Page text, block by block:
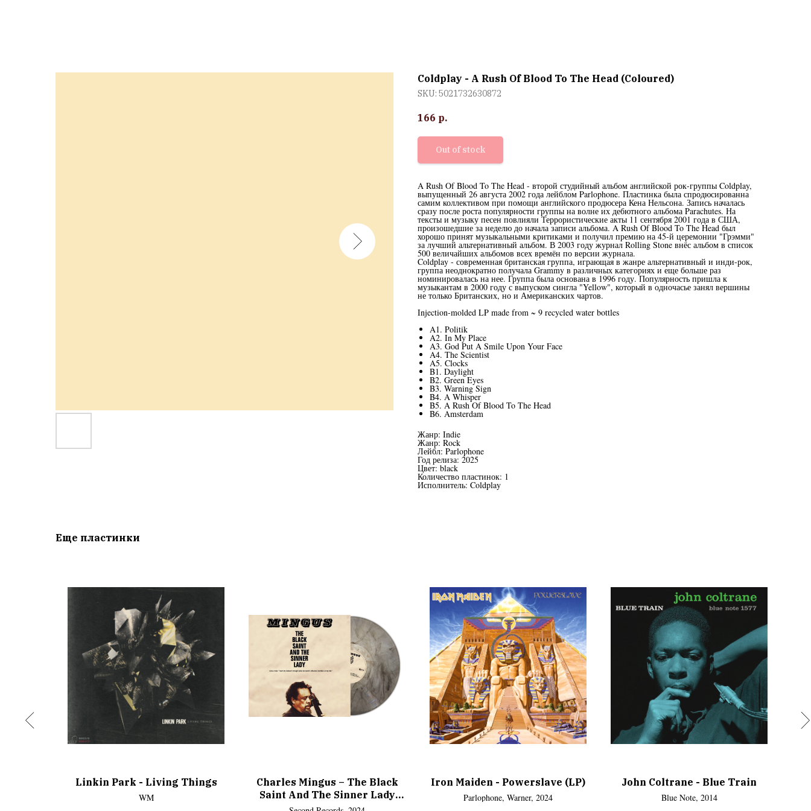
Coldplay - A Rush Of Blood To The Head (Coloured)
SKU: 5021732630872
166 р.
Out of stock
A Rush Of Blood To The Head - второй студийный альбом английской рок-группы Coldplay,
выпущенный 26 августа 2002 года лейблом Parlophone. Пластинка была спродюсированна
самим коллективом при помощи английского продюсера Кена Нельсона. Запись началась
сразу после роста популярности группы на волне их дебютного альбома Parachutes. На
тексты и музыку песен повлияли Террористические акты 11 сентября 2001 года в США,
произошедшие за неделю до начала записи альбома. A Rush Of Blood To The Head был
хорошо принят музыкальными критиками и получил премию на 45-й церемонии "Грэмми"
за лучший альтернативный альбом. В 2003 году журнал Rolling Stone внёс альбом в список
500 величайших альбомов всех времён по версии журнала.
Coldplay - современная британская группа, играющая в жанре альтернативный и инди-рок,
группа неоднократно получала Grammy в различных категориях и еще больше раз
номинировалась на нее. Группа была основана в 1996 году. Популярность пришла к
музыкантам в 2000 году с выпуском сингла "Yellow", который в одночасье занял вершины
не только Британских, но и Американских чартов.
Injection-molded LP made from ~ 9 recycled water bottles
A1. Politik
A2. In My Place
A3. God Put A Smile Upon Your Face
A4. The Scientist
A5. Clocks
B1. Daylight
B2. Green Eyes
B3. Warning Sign
B4. A Whisper
B5. A Rush Of Blood To The Head
B6. Amsterdam
Жанр: Indie
Жанр: Rock
Лейбл: Parlophone
Год релиза: 2025
Цвет: black
Количество пластинок: 1
Исполнитель: Coldplay
Еще пластинки
Linkin Park - Living Things
WM
Charles Mingus – The Black
Saint And The Sinner Lady
(Grey Marble Vinyl)
Iron Maiden - Powerslave (LP)
Parlophone, Warner, 2024
John Coltrane - Blue Train
Blue Note, 2014